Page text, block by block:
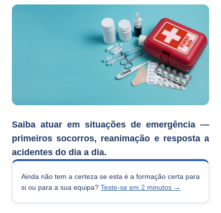
Saiba atuar em situações de emergência —
primeiros socorros, reanimação e resposta a
acidentes do dia a dia.
Ainda não tem a certeza se esta é a formação certa para
si ou para a sua equipa? Teste-se em 2 minutos →